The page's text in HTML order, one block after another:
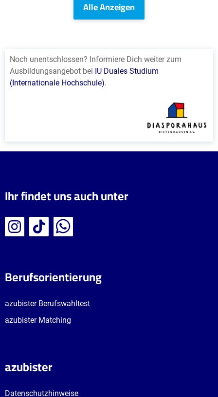
Alle Anzeigen
Noch unentschlossen? Informiere Dich weiter zum
Ausbildungsangebot bei IU Duales Studium
(Internationale Hochschule).
Ihr findet uns auch unter
Berufsorientierung
azubister Berufswahltest
azubister Matching
azubister
Datenschutzhinweise